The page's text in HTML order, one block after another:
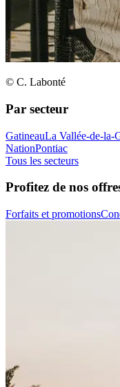
© C. Labonté
Par secteur
GatineauLa Vallée-de-la-
NationPontiac
Tous les secteurs
Profitez de nos
Forfaits et promotions